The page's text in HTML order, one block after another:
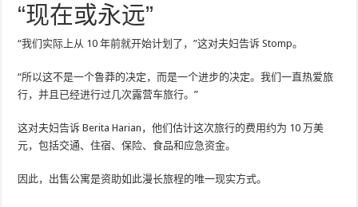
“现在或永远”
“我们实际上从 10 年前就开始计划了，”这对夫妇告诉 Stomp。
“所以这不是一个鲁莽的决定，而是一个进步的决定。我们一直热爱旅
行，并且已经进行过几次露营车旅行。”
这对夫妇告诉 Berita Harian，他们估计这次旅行的费用约为 10 万美
元，包括交通、住宿、保险、食品和应急资金。
因此，出售公寓是资助如此漫长旅程的唯一现实方式。